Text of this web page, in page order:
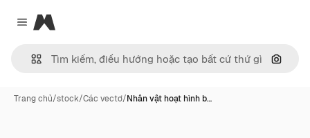
Close menu
Magnific
Tìm
Trang chủ/stock/Các vectơ/Nhân vật hoạt hình b…